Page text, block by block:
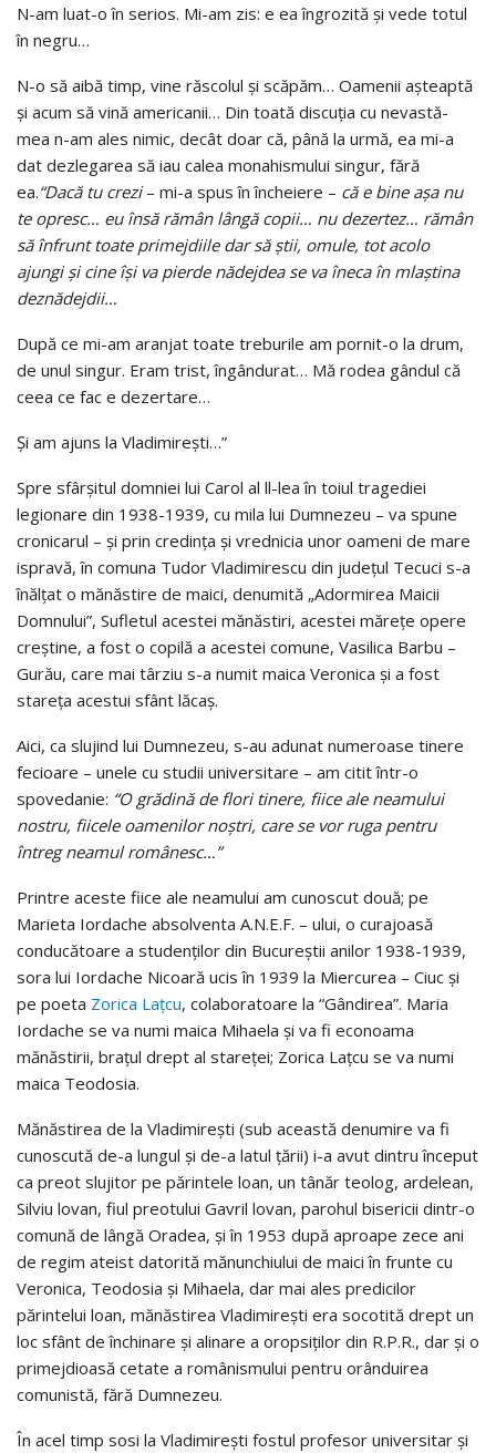
N-am luat-o în serios. Mi-am zis: e ea îngrozită şi vede totul
în negru…
N-o să aibă timp, vine răscolul şi scăpăm… Oamenii aşteaptă
şi acum să vină americanii… Din toată discuţia cu nevastă-
mea n-am ales nimic, decât doar că, până la urmă, ea mi-a
dat dezlegarea să iau calea monahismului singur, fără
ea.“Dacă tu crezi– mi-a spus în încheiere – că e bine aşa nu
te opresc… eu însă rămân lângă copii… nu dezertez… rămân
să înfrunt toate primejdiile dar să ştii, omule, tot acolo
ajungi şi cine îşi va pierde nădejdea se va îneca în mlaştina
deznădejdii…
După ce mi-am aranjat toate treburile am pornit-o la drum,
de unul singur. Eram trist, îngândurat… Mă rodea gândul că
ceea ce fac e dezertare…
Şi am ajuns la Vladimireşti…”
Spre sfârşitul domniei lui Carol al ll-lea în toiul tragediei
legionare din 1938-1939, cu mila lui Dumnezeu – va spune
cronicarul – şi prin credinţa şi vrednicia unor oameni de mare
ispravă, în comuna Tudor Vladimirescu din judeţul Tecuci s-a
înălţat o mănăstire de maici, denumită „Adormirea Maicii
Domnului”, Sufletul acestei mănăstiri, acestei măreţe opere
creştine, a fost o copilă a acestei comune, Vasilica Barbu –
Gurău, care mai târziu s-a numit maica Veronica şi a fost
stareţa acestui sfânt lăcaş.
Aici, ca slujind lui Dumnezeu, s-au adunat numeroase tinere
fecioare – unele cu studii universitare – am citit într-o
spovedanie: “O grădină de flori tinere, fiice ale neamului
nostru, fiicele oamenilor noştri, care se vor ruga pentru
întreg neamul românesc…”
Printre aceste fiice ale neamului am cunoscut două; pe
Marieta Iordache absolventa A.N.E.F. – ului, o curajoasă
conducătoare a studenţilor din Bucureştii anilor 1938-1939,
sora lui Iordache Nicoară ucis în 1939 la Miercurea – Ciuc şi
pe poeta Zorica Lațcu, colaboratoare la “Gândirea”. Maria
Iordache se va numi maica Mihaela şi va fi econoama
mănăstirii, braţul drept al stareţei; Zorica Lațcu se va numi
maica Teodosia.
Mănăstirea de la Vladimireşti (sub această denumire va fi
cunoscută de-a lungul şi de-a latul ţării) i-a avut dintru început
ca preot slujitor pe părintele loan, un tânăr teolog, ardelean,
Silviu lovan, fiul preotului Gavril lovan, parohul bisericii dintr-o
comună de lângă Oradea, şi în 1953 după aproape zece ani
de regim ateist datorită mănunchiului de maici în frunte cu
Veronica, Teodosia şi Mihaela, dar mai ales predicilor
părintelui loan, mănăstirea Vladimireşti era socotită drept un
loc sfânt de închinare şi alinare a oropsiţilor din R.P.R., dar şi o
primejdioasă cetate a românismului pentru orânduirea
comunistă, fără Dumnezeu.
În acel timp sosi la Vladimireşti fostul profesor universitar şi